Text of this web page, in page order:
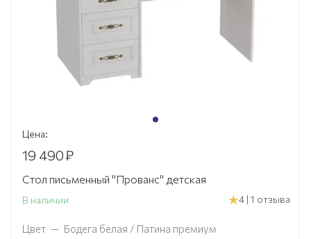
Цена:
19 490₽
Стол письменный "Прованс" детская
В наличии 4 | 1 отзыва
Цвет — Бодега белая / Патина премиум